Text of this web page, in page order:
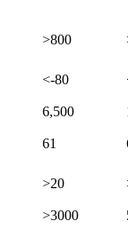
>800
<-80
6,500
61
>20
>3000